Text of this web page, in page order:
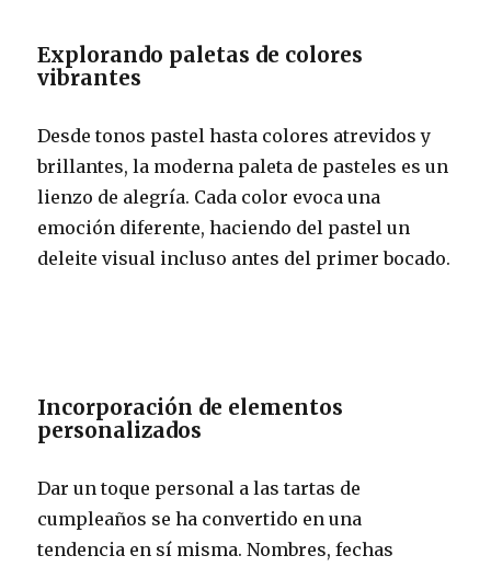
Explorando paletas de colores
vibrantes
Desde tonos pastel hasta colores atrevidos y
brillantes, la moderna paleta de pasteles es un
lienzo de alegría. Cada color evoca una
emoción diferente, haciendo del pastel un
deleite visual incluso antes del primer bocado.
Incorporación de elementos
personalizados
Dar un toque personal a las tartas de
cumpleaños se ha convertido en una
tendencia en sí misma. Nombres, fechas